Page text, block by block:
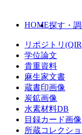
HOME探す・
リポジトリ
学位論文
貴重資料
麻生家文書
蔵書印画像
炭鉱画像
水素材料DB
目録カード画像
所蔵コレクシ